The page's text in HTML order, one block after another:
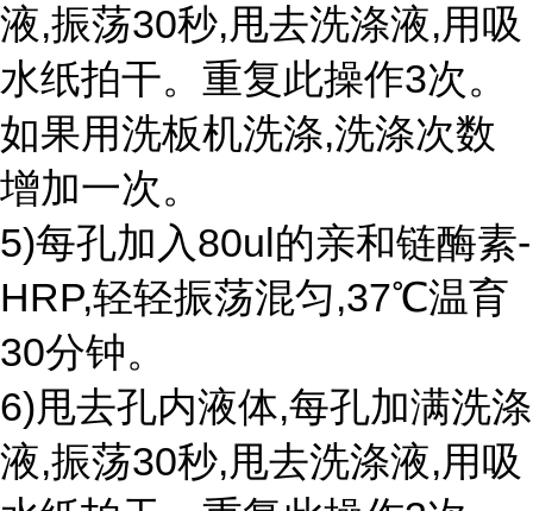
液,振荡30秒,甩去洗涤液,用吸
水纸拍干。重复此操作3次。
如果用洗板机洗涤,洗涤次数
增加一次。
5)每孔加入80ul的亲和链酶素-
HRP,轻轻振荡混匀,37℃温育
30分钟。
6)甩去孔内液体,每孔加满洗涤
液,振荡30秒,甩去洗涤液,用吸